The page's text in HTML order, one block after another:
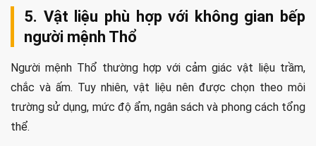
5. Vật liệu phù hợp với không gian bếp
người mệnh Thổ
Người mệnh Thổ thường hợp với cảm giác vật liệu trầm,
chắc và ấm. Tuy nhiên, vật liệu nên được chọn theo môi
trường sử dụng, mức độ ẩm, ngân sách và phong cách tổng
thể.